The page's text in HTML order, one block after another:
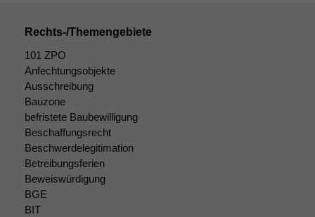
Rechts-/Themengebiete
101 ZPO
Anfechtungsobjekte
Ausschreibung
Bauzone
befristete Baubewilligung
Beschaffungsrecht
Beschwerdelegitimation
Betreibungsferien
Beweiswürdigung
BGE
BIT